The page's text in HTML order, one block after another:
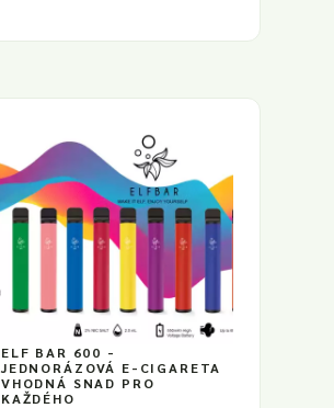
ELF BAR 600 -
JEDNORÁZOVÁ E-CIGARETA
VHODNÁ SNAD PRO
KAŽDÉHO